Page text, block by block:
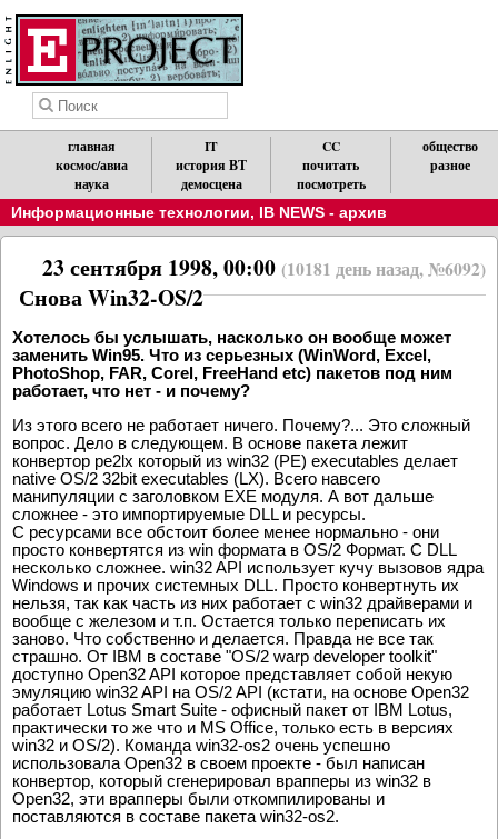
главная
космос/авиа
наука
IT
история ВТ
демосцена
CC
почитать
посмотреть
общество
разное
Информационные технологии, IB NEWS - архив
23 сентября 1998, 00:00 (10181 день назад, №6092)
Снова Win32-OS/2
Хотелось бы услышать, насколько он вообще может
заменить Win95. Что из серьезных (WinWord, Excel,
PhotoShop, FAR, Corel, FreeHand etc) пакетов под ним
работает, что нет - и почему?
Из этого всего не работает ничего. Почему?... Это сложный
вопрос. Дело в следующем. В основе пакета лежит
конвертор pe2lx который из win32 (PE) executables делает
native OS/2 32bit executables (LX). Всего навсего
манипуляции с заголовком EXE модуля. А вот дальше
сложнее - это импортируемые DLL и ресурсы.
С ресурсами все обстоит более менее нормально - они
просто конвертятся из win формата в OS/2 Формат. С DLL
несколько сложнее. win32 API использует кучу вызовов ядра
Windows и прочих системных DLL. Просто конвертнуть их
нельзя, так как часть из них работает с win32 драйверами и
вообще с железом и т.п. Остается только переписать их
заново. Что собственно и делается. Правда не все так
страшно. От IBM в составе "OS/2 warp developer toolkit"
доступно Open32 API которое представляет собой некую
эмуляцию win32 API на OS/2 API (кстати, на основе Open32
работает Lotus Smart Suite - офисный пакет от IBM Lotus,
практически то же что и MS Office, только есть в версиях
win32 и OS/2). Команда win32-os2 очень успешно
использовала Open32 в своем проекте - был написан
конвертор, который сгенерировал врапперы из win32 в
Open32, эти врапперы были откомпилированы и
поставляются в составе пакета win32-os2.